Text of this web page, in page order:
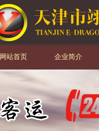
网站首页 企业简介